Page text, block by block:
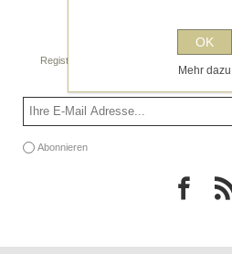
Newsletter
Registrieren Sie sich noch heute für
Abonnieren
OK
Mehr dazu